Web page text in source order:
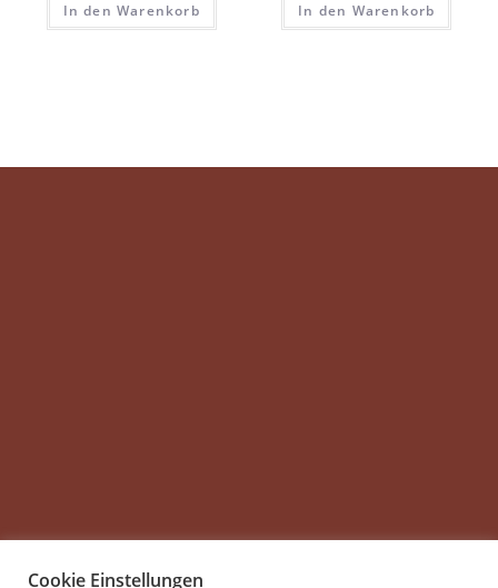
In den Warenkorb In den Warenkorb
Cookie Einstellungen